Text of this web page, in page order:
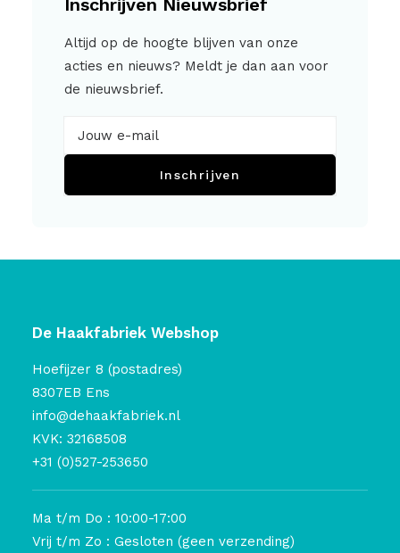
Inschrijven Nieuwsbrief
Altijd op de hoogte blijven van onze
acties en nieuws? Meldt je dan aan voor
de nieuwsbrief.
Inschrijven
De Haakfabriek Webshop
Hoefijzer 8 (postadres)
8307EB Ens
info@dehaakfabriek.nl
KVK: 32168508
+31 (0)527-253650
Ma t/m Do : 10:00-17:00
Vrij t/m Zo : Gesloten (geen verzending)